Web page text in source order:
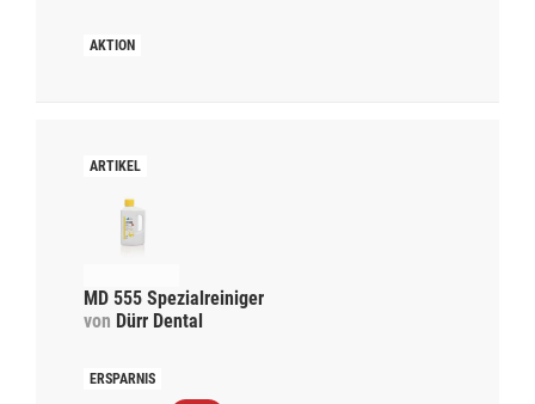
MD 555 Spezialreiniger
von Dürr Dental